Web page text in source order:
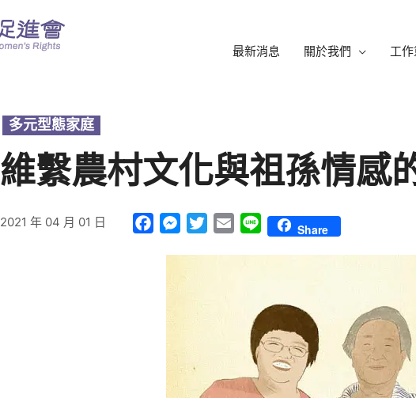
最新消息 關於我們 工
多元型態家庭
維繫農村文化與祖孫情感
2021 年 04 月 01 日 FacebookMessenger
TwitterEmail Line Share